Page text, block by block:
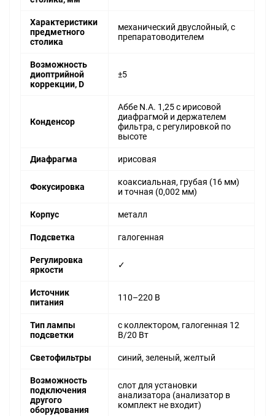
Характеристики
предметного
столика
механический двуслойный, с
препаратоводителем
Возможность
диоптрийной
коррекции, D
±5
Конденсор
Аббе N.A. 1,25 с ирисовой
диафрагмой и держателем
фильтра, с регулировкой по
высоте
Диафрагма ирисовая
Фокусировка
коаксиальная, грубая (16 мм)
и точная (0,002 мм)
Корпус металл
Подсветка галогенная
Регулировка
яркости
✓
Источник
питания
110–220 В
Тип лампы
подсветки
с коллектором, галогенная 12
В/20 Вт
Светофильтры синий, зеленый, желтый
Возможность
подключения
другого
оборудования
слот для установки
анализатора (анализатор в
комплект не входит)